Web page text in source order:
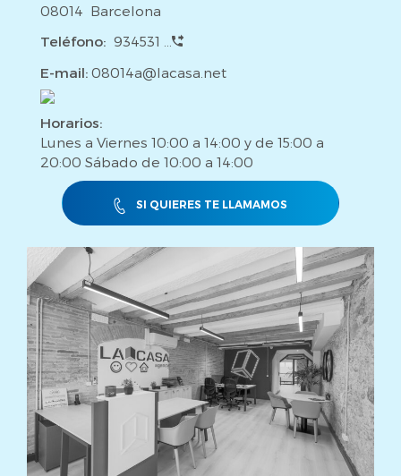
08014 Barcelona
Teléfono: 934531 ...
E-mail: 08014a@lacasa.net
Horarios:
Lunes a Viernes 10:00 a 14:00 y de 15:00 a
20:00 Sábado de 10:00 a 14:00
SI QUIERES TE LLAMAMOS